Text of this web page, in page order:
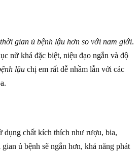
gian ủ bệnh lậu hơn so với nam giới.
nữ khá đặc biệt, niệu đạo ngắn và độ
lậu chị em rất dễ nhầm lẫn với các
dụng chất kích thích như rượu, bia,
ủ bệnh sẽ ngắn hơn, khả năng phát